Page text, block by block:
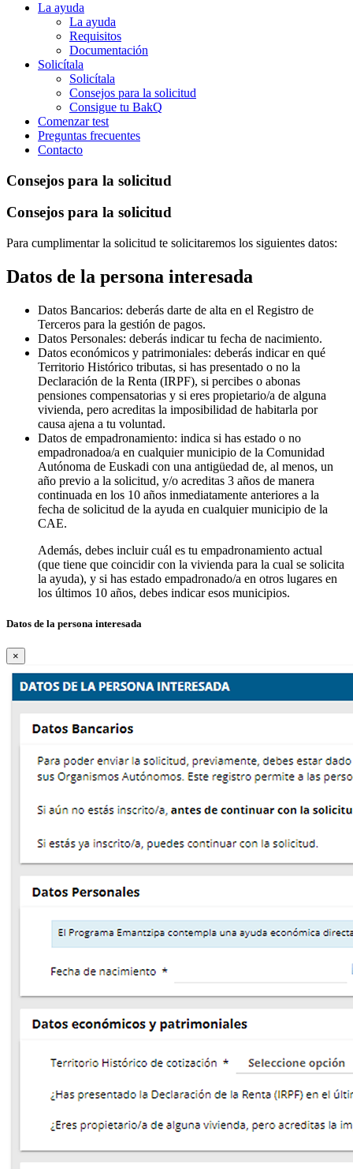
La ayuda
La ayuda
Requisitos
Documentación
Solicítala
Solicítala
Consejos para la solicitud
Consigue tu BakQ
Comenzar test
Preguntas frecuentes
Contacto
Consejos para la solicitud
Consejos para la solicitud
Para cumplimentar la solicitud te solicitaremos los siguientes datos:
Datos de la persona interesada
Datos Bancarios: deberás darte de alta en el Registro de
Terceros para la gestión de pagos.
Datos Personales: deberás indicar tu fecha de nacimiento.
Datos económicos y patrimoniales: deberás indicar en qué
Territorio Histórico tributas, si has presentado o no la
Declaración de la Renta (IRPF), si percibes o abonas
pensiones compensatorias y si eres propietario/a de alguna
vivienda, pero acreditas la imposibilidad de habitarla por
causa ajena a tu voluntad.
Datos de empadronamiento: indica si has estado o no
empadronadoa/a en cualquier municipio de la Comunidad
Autónoma de Euskadi con una antigüedad de, al menos, un
año previo a la solicitud, y/o acreditas 3 años de manera
continuada en los 10 años inmediatamente anteriores a la
fecha de solicitud de la ayuda en cualquier municipio de la
CAE.
Además, debes incluir cuál es tu empadronamiento actual
(que tiene que coincidir con la vivienda para la cual se solicita
la ayuda), y si has estado empadronado/a en otros lugares en
los últimos 10 años, debes indicar esos municipios.
Datos de la persona interesada
×